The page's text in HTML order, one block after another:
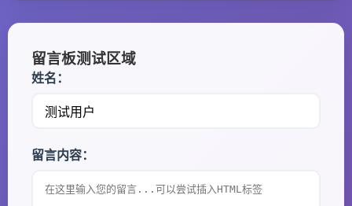
留言板测试区域
姓名：
留言内容：